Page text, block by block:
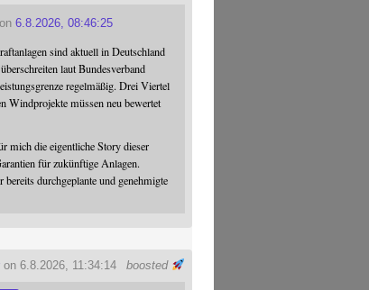
on6.8.2026, 08:46:25
sind aktuell in Deutschland
laut Bundesverband
regelmäßig. Drei Viertel
Windprojekte müssen neu bewertet
mich die eigentliche Story dieser
für zukünftige Anlagen.
durchgeplante und genehmigte
boosted
on 6.8.2026, 11:34:14